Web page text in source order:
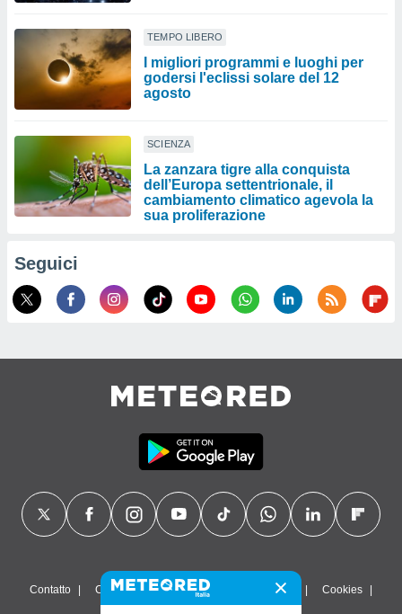
TEMPO LIBERO
I migliori programmi e luoghi per
godersi l'eclissi solare del 12
agosto
SCIENZA
La zanzara tigre alla conquista
dell’Europa settentrionale, il
cambiamento climatico agevola la
sua proliferazione
Seguici
Contatto Chi siamo FAQ Termini di utilizzo Cookies